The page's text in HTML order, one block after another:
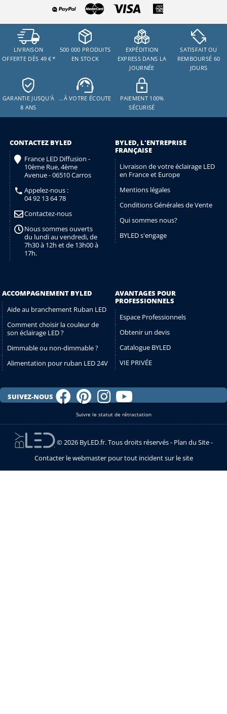
LIVRAISON
OFFERTE DÈS 49 € *
500 000 PRODUITS
EN STOCK
EXPÉDITION
EXPRESS DANS LA
JOURNÉE
SATISFAIT OU
REMBOURSÉ 60
JOURS
GARANTIE JUSQU'À
8 ANS
…À VOTRE ÉCOUTE
PAIEMENT 100%
SÉCURISÉ
CONTACTEZ BYLED
France LED Diffusion -
10ème Rue, 4ème
Avenue - 06510 Carros
Appelez-nous :
04 92 13 64 78
Contactez-nous
Nous sommes ouverts
du lundi au vendredi, de
7h30 à 12h et de 13h00 à
17h.
BYLED, L'ENTREPRISE
FRANÇAISE
Livraison de votre éclairage LED
en France et Europe
Mentions légales
Conditions Générales de Vente
Qui sommes nous?
BYLED s'engage
ACCOMPAGNEMENT BYLED
Aide au branchement Ruban LED
Comment choisir la couleur de
son éclairage LED ?
Dimmable ou non-dimmable ?
Alimentation pour ruban LED 24V
AVANTAGES POUR
PROFESSIONNELS
Espace Professionnels
Obtenir un devis
Catalogue BYLED
VIE PRIVÉE
SUIVEZ-NOUS
Suivre le statut de rétractation
© 2026 ByLED.fr. Tous droits réservés - Plan du Site-
Contacter le webmaster pour tout incident sur le site